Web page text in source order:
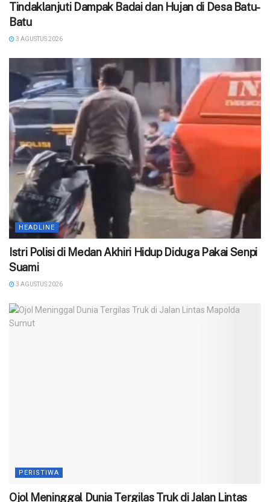
Tindaklanjuti Dampak Badai dan Hujan di Desa Batu-
Batu
3 AGUSTUS 2026
HEADLINE
‎Istri Polisi di Medan Akhiri Hidup Diduga Pakai Senpi
Suami
3 AGUSTUS 2026
PERISTIWA
Ojol Meninggal Dunia Tergilas Truk di Jalan Lintas